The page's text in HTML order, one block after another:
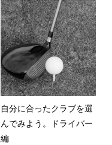
自分に合ったクラブを選
んでみよう。ドライバー
編